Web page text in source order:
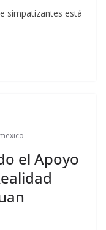
simpatizantes está
el Apoyo